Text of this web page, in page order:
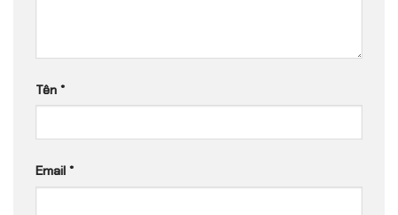
Tên *
Email *